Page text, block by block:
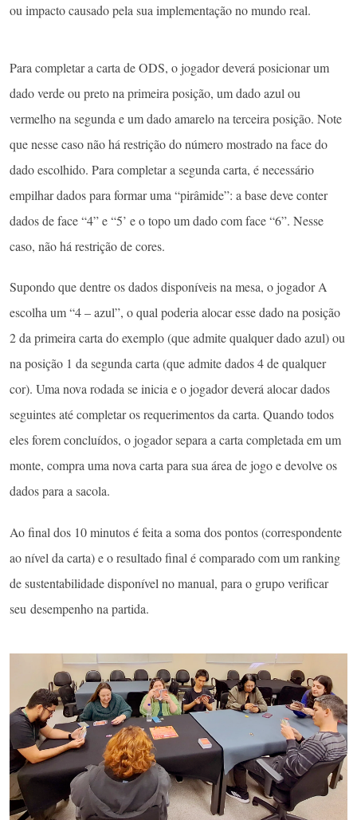
ou impacto causado pela sua implementação no mundo real.
Para completar a carta de ODS, o jogador deverá posicionar um
dado verde ou preto na primeira posição, um dado azul ou
vermelho na segunda e um dado amarelo na terceira posição. Note
que nesse caso não há restrição do número mostrado na face do
dado escolhido. Para completar a segunda carta, é necessário
empilhar dados para formar uma “pirâmide”: a base deve conter
dados de face “4” e “5’ e o topo um dado com face “6”. Nesse
caso, não há restrição de cores.
Supondo que dentre os dados disponíveis na mesa, o jogador A
escolha um “4 – azul”, o qual poderia alocar esse dado na posição
2 da primeira carta do exemplo (que admite qualquer dado azul) ou
na posição 1 da segunda carta (que admite dados 4 de qualquer
cor). Uma nova rodada se inicia e o jogador deverá alocar dados
seguintes até completar os requerimentos da carta. Quando todos
eles forem concluídos, o jogador separa a carta completada em um
monte, compra uma nova carta para sua área de jogo e devolve os
dados para a sacola.
Ao final dos 10 minutos é feita a soma dos pontos (correspondente
ao nível da carta) e o resultado final é comparado com um ranking
de sustentabilidade disponível no manual, para o grupo verificar
seu desempenho na partida.